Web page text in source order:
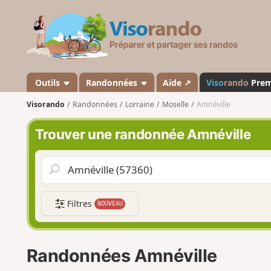
s
a
n
o
Outils Randonnées Aide ↗ Visorando
Visorando Randonnées Lorraine Moselle Amnéville
Trouver une randonnée Amnéville
Filtres NOUVEAU
Randonnées Amnéville